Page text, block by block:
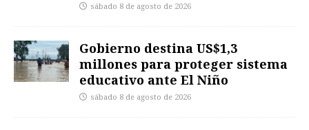
sábado 8 de agosto de 2026
Gobierno destina US$1,3
millones para proteger sistema
educativo ante El Niño
sábado 8 de agosto de 2026